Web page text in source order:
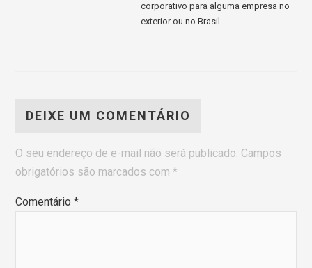
corporativo para alguma empresa no
exterior ou no Brasil.
DEIXE UM COMENTÁRIO
O seu endereço de e-mail não será publicado. Campos
obrigatórios são marcados com*
Comentário*